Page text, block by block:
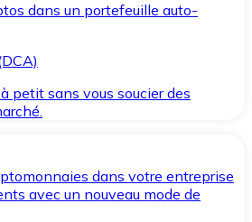
dans un portefeuille auto-
petit sans vous soucier des
dans votre entreprise
avec un nouveau mode de